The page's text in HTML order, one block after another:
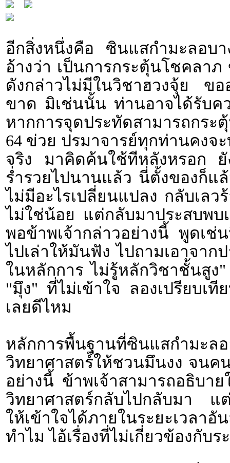
อีกสิ่งหนึ่งคือ ซินแสกำมะลอบ
อ้างว่า เป็นการกระตุ้นโชคลา
ดังกล่าวไม่มีในวิชาฮวงจุ้ย ข
ขาด มิเช่นนั้น ท่านอาจได้รับค
หากการจุดประทัดสามารถกร
64 ข่วย ปรมาจารย์ทุกท่านคงจ
จริง มาคิดค้นใช้ทีหลังหรอก
ร่ำรวยไปนานแล้ว นี่ตั้งของก็
ไม่มีอะไรเปลี่ยนแปลง กลับเลว
ไม่ใช่น้อย แต่กลับมาประสบพบ
พอข้าพเจ้ากล่าวอย่างนี้ พูดเ
ไปเล่าให้มันฟัง ไปถามเอาจาก
ในหลักการ ไม่รู้หลักวิชาชั้นสูง
"มึุง" ที่ไม่เข้าใจ ลองเปรียบ
เลยดีไหม
หลักการพื้นฐานที่ซินแสกำ
วิทยาศาสตร์ให้ชวนมึนงง จนค
อย่างนี้ ข้าพเจ้าสามารถอธิบา
วิทยาศาสตร์กลับไปกลับมา แ
ให้เข้าใจได้ภายในระยะเวล
ทำไม ไอ้เรื่องที่ไม่เกี่ยวข้องกับ